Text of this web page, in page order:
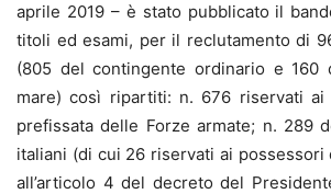
aprile 2019 – è stato pubblicato il
titoli ed esami, per il reclutamento di
(805 del contingente ordinario e 160
mare) così ripartiti: n. 676 riservati
prefissata delle Forze armate; n. 289
italiani (di cui 26 riservati ai possessori
all’articolo 4 del decreto del